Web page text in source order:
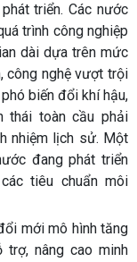
triển. Các nước
trình công nghiệp
dài dựa trên mức
công nghệ vượt trội
biến đổi khí hậu,
thái toàn cầu phải
nhiệm lịch sử. Một
đang phát triển
tiêu chuẩn môi
mới mô hình tăng
nâng cao minh